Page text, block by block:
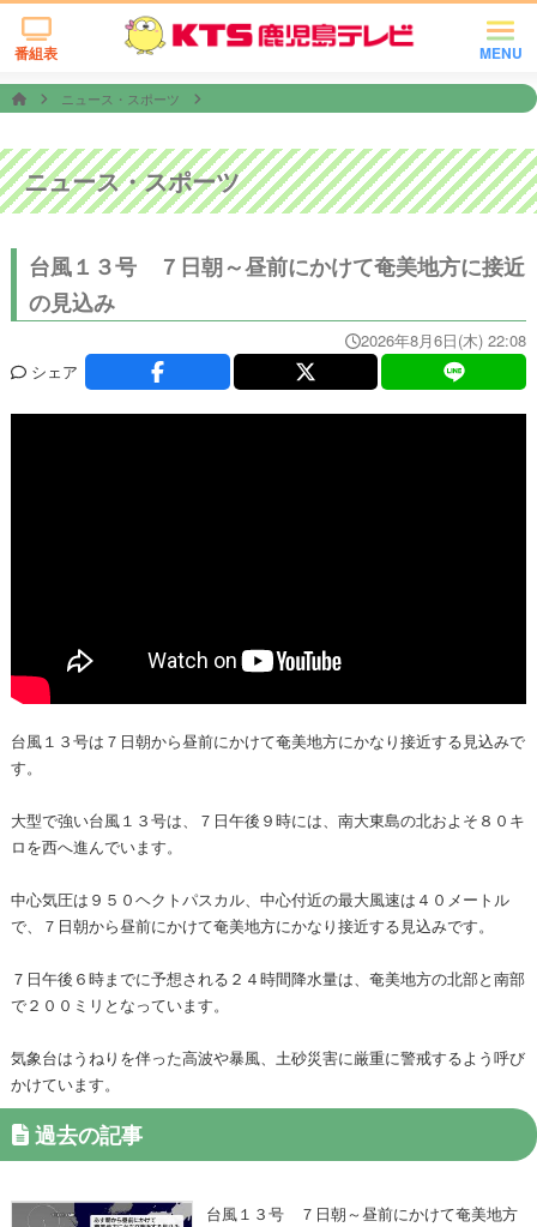
MENU
番組表
ニュース・スポーツ
ニュース・スポーツ
台風１３号 ７日朝～昼前にかけて奄美地方に接近
の見込み
2026年8月6日(木) 22:08
シェア
台風１３号は７日朝から昼前にかけて奄美地方にかなり接近する見込みで
す。
大型で強い台風１３号は、７日午後９時には、南大東島の北およそ８０キ
ロを西へ進んでいます。
中心気圧は９５０ヘクトパスカル、中心付近の最大風速は４０メートル
で、７日朝から昼前にかけて奄美地方にかなり接近する見込みです。
７日午後６時までに予想される２４時間降水量は、奄美地方の北部と南部
で２００ミリとなっています。
気象台はうねりを伴った高波や暴風、土砂災害に厳重に警戒するよう呼び
かけています。
過去の記事
台風１３号 ７日朝～昼前にかけて奄美地方